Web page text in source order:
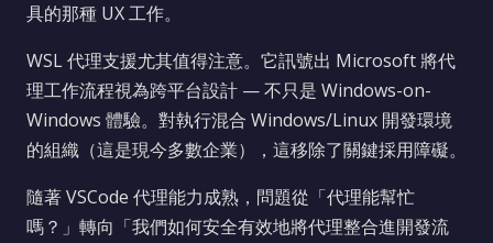
具的那種 UX 工作。
WSL 代理支援尤其值得注意。它訊號出 Microsoft 將代
理工作流程視為跨平台設計 — 不只是 Windows-on-
Windows 體驗。對執行混合 Windows/Linux 開發環境
的組織（這是現今多數企業），這移除了關鍵採用障礙。
隨著 VSCode 代理能力成熟，問題從「代理能幫忙
嗎？」轉向「我們如何安全有效地將代理整合進開發流